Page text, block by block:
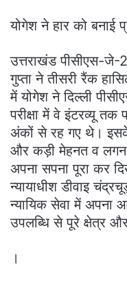
योगेश ने हार को बनाई
उत्तराखंड पीसीएस-
गुप्ता ने तीसरी रैंक
में योगेश ने दिल्ली
परीक्षा में वे इंटरव्यू
अंकों से रह गए थे। इसके
और कड़ी मेहनत व
अपना सपना पूरा कर
न्यायाधीश डीवाइ
न्यायिक सेवा में अपना
उपलब्धि से पूरे क्षेत्र
।